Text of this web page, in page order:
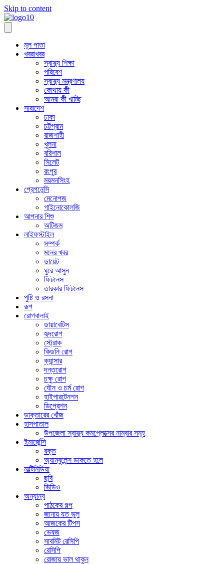
Skip to content
মূল পাতা
খবরাখবর
স্বাস্থ্য শিক্ষা
পরিবেশ
স্বাস্থ্য মন্ত্রণালয়
কোথায় কী
আমরা কী খাচ্ছি
সারাদেশ
ঢাকা
চট্টগ্রাম
রাজশাহী
খুলনা
বরিশাল
সিলেট
রংপুর
ময়মনসিংহ
প্রেগনেন্সি
মেনোপজ
গাইনোকোলজি
আপনার শিশু
অটিজম
লাইফস্টাইল
সম্পর্ক
মনের খবর
ডায়েট
ঘুরে আসুন
ফিটনেস
তারকার ফিটনেস
পুষ্টি ও রসনা
রূপ
রোগবালাই
ডায়াবেটিস
হৃদরোগ
স্ট্রোক
কিডনি রোগ
ক্যান্সার
দন্তরোগ
চক্ষু রোগ
যৌন ও চর্ম রোগ
হাইপারটেনশন
ডিপ্রেশন
ডাক্তারের খোঁজ
হাসপাতাল
উপজেলা স্বাস্থ্য কমপ্লেক্সের নাম্বার সমূহ
ইমার্জেন্সি
রক্ত
অ্যাম্বুলেন্স ডাকতে হলে
মাল্টিমিডিয়া
ছবি
ভিডিও
অন্যান্য
পাঠকের গল্প
জানায় যত ভুল
আজকের টিপস
ভেষজ
সাবমিট রেসিপি
রেসিপি
রোজায় ভাল থাকুন